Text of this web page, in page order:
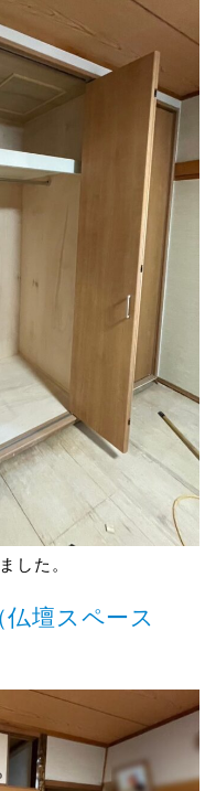
した。
壇スペース